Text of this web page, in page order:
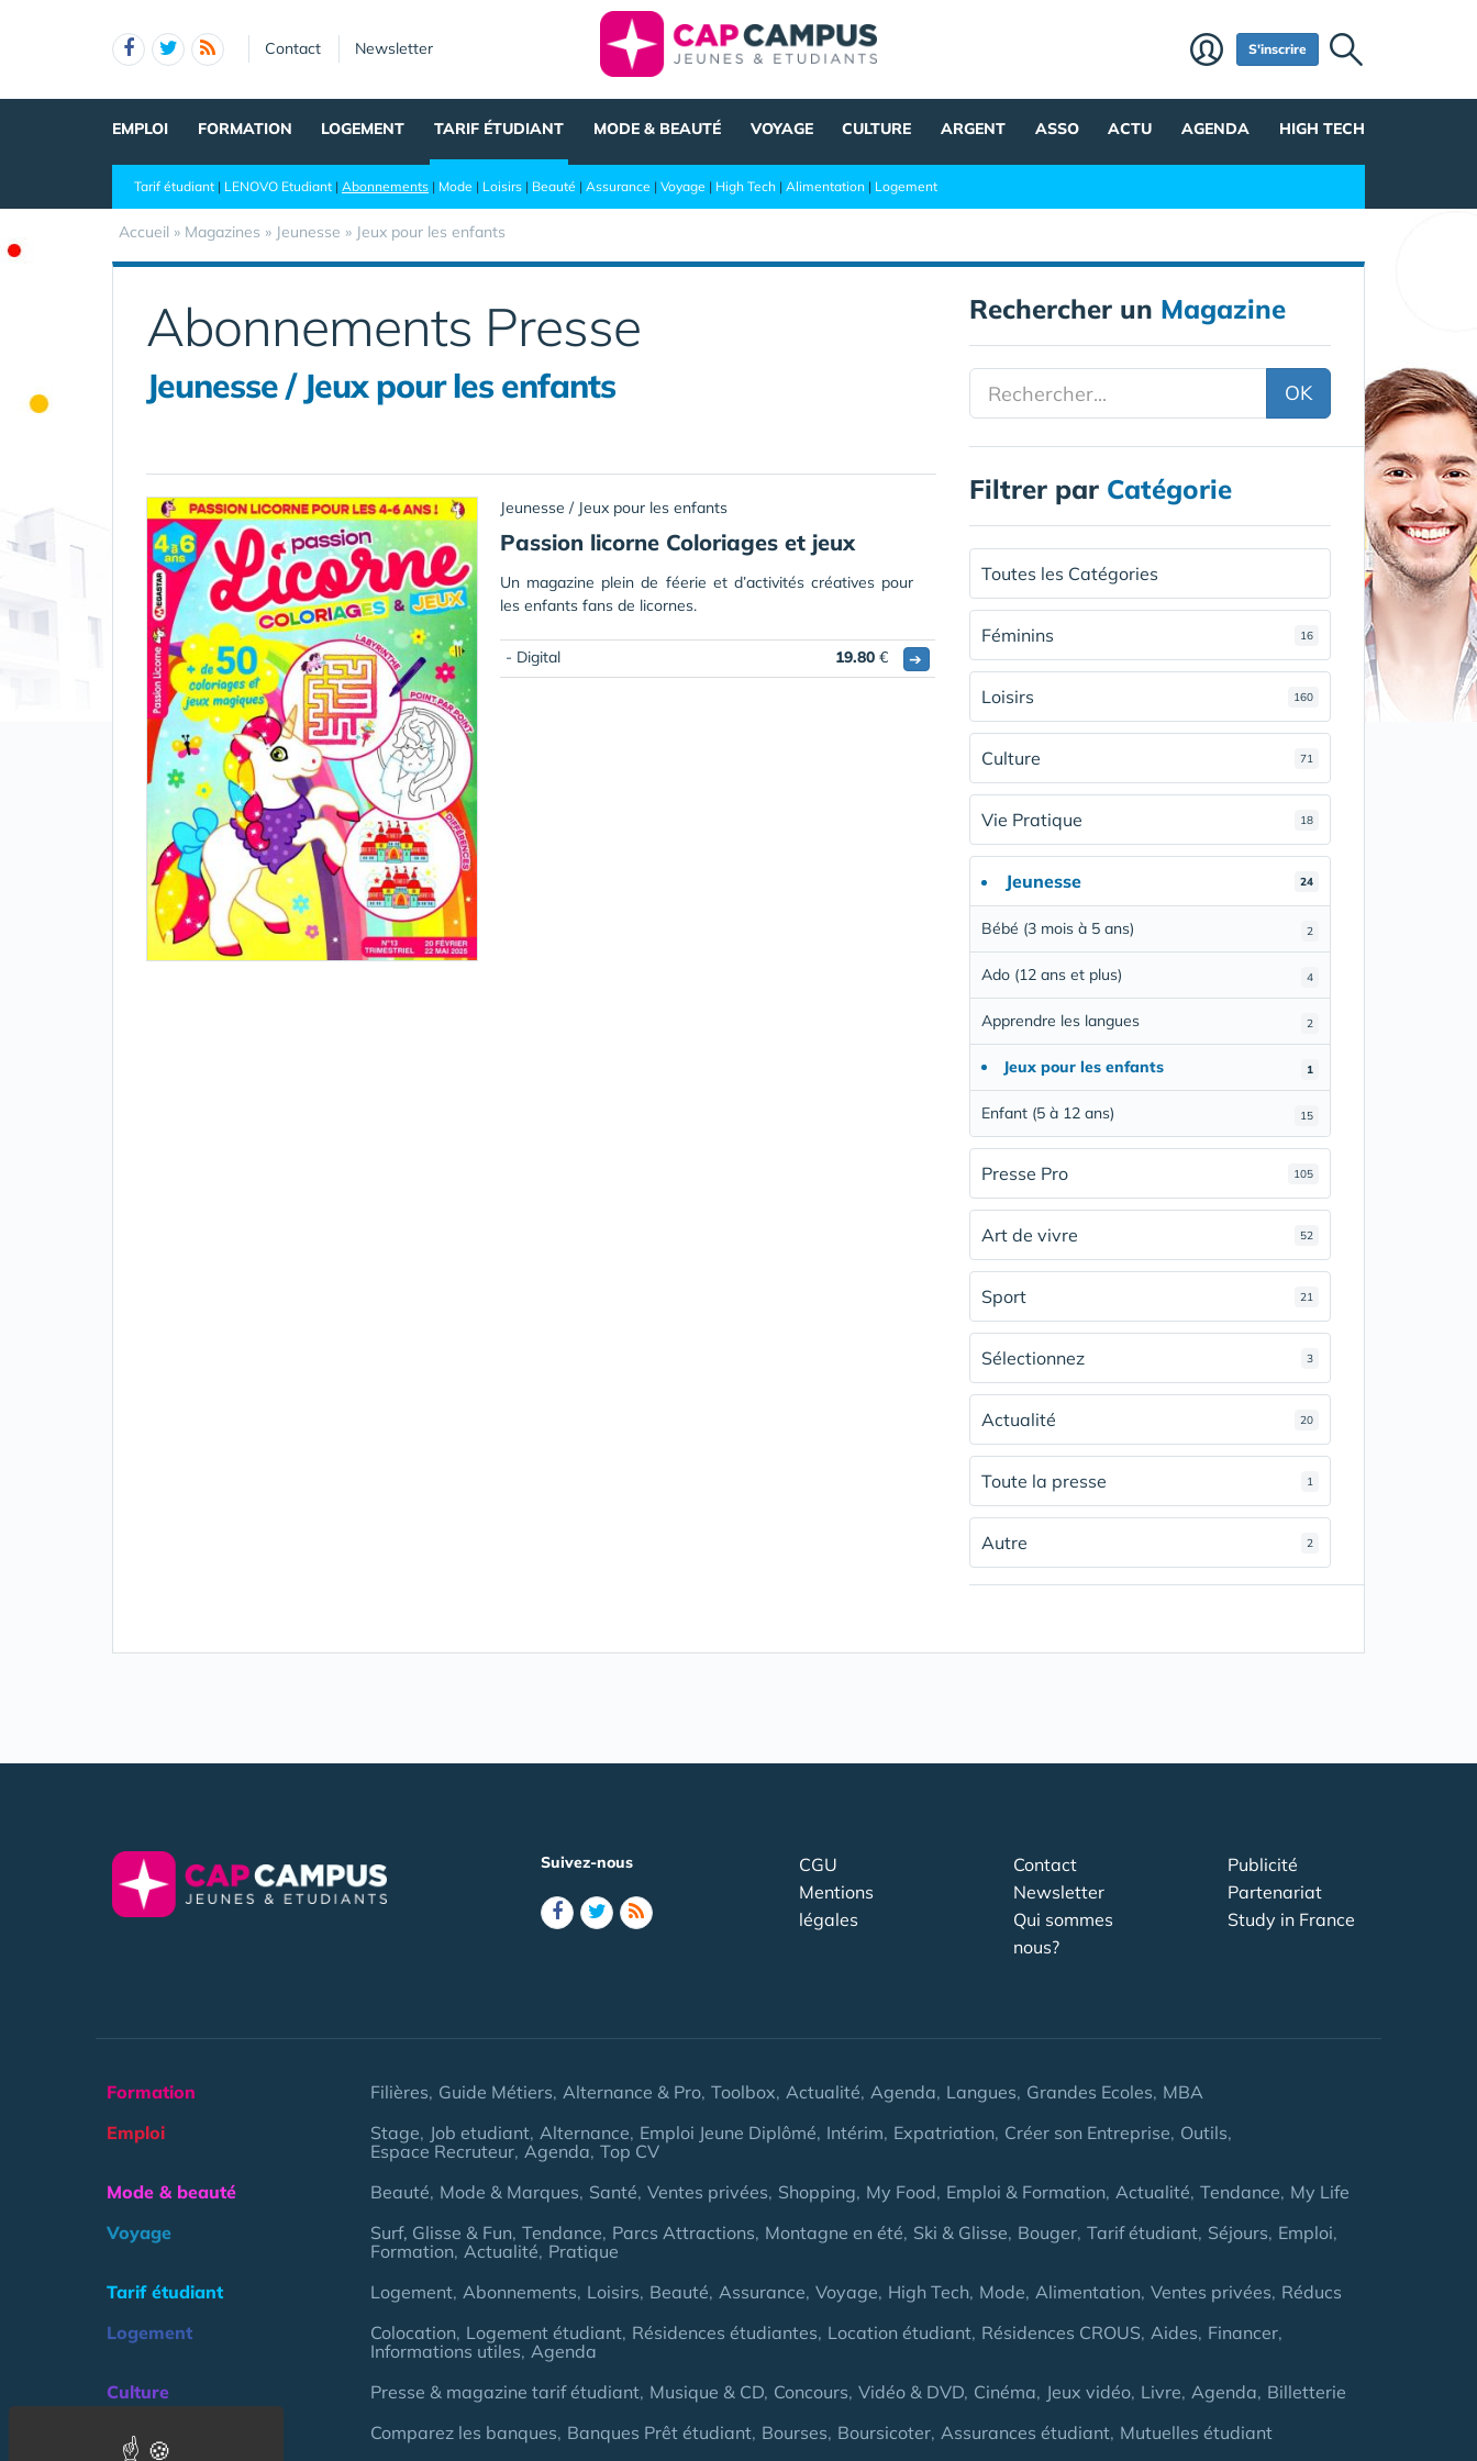
Contact Newsletter S'inscrire
EMPLOI FORMATION LOGEMENT TARIF ÉTUDIANT MODE & BEAUTÉ VOYAGE CULTURE ARGENT ASSO ACTU AGENDA HIGH TECH
Tarif étudiant | LENOVO Etudiant | Abonnements | Mode | Loisirs | Beauté | Assurance | Voyage | High Tech | Alimentation | Logement
Accueil » Magazines » Jeunesse » Jeux pour les enfants
Abonnements Presse
Jeunesse / Jeux pour les enfants
Jeunesse / Jeux pour les enfants
Passion licorne Coloriages et jeux
Un magazine plein de féerie et d’activités créatives pour
les enfants fans de licornes.
- Digital 19.80 € ➔
Rechercher un Magazine
OK
Filtrer par Catégorie
Toutes les Catégories
Féminins 16
Loisirs 160
Culture 71
Vie Pratique 18
Jeunesse 24
Bébé (3 mois à 5 ans) 2
Ado (12 ans et plus) 4
Apprendre les langues 2
Jeux pour les enfants 1
Enfant (5 à 12 ans) 15
Presse Pro 105
Art de vivre 52
Sport 21
Sélectionnez 3
Actualité 20
Toute la presse 1
Autre 2
Suivez-nous
CGU
Mentions
légales
Contact
Newsletter
Qui sommes
nous?
Publicité
Partenariat
Study in France
Formation Filières Guide Métiers Alternance & Pro Toolbox Actualité Agenda Langues Grandes Ecoles MBA
Emploi
Stage Job etudiant Alternance Emploi Jeune Diplômé Intérim Expatriation Créer son Entreprise Outils
Espace Recruteur Agenda Top CV
Mode & beauté
Beauté Mode & Marques Santé Ventes privées Shopping My Food Emploi & Formation Actualité Tendance My Life
Voyage
Surf, Glisse & Fun Tendance Parcs Attractions Montagne en été Ski & Glisse Bouger Tarif étudiant Séjours Emploi
Formation Actualité Pratique
Tarif étudiant
Logement Abonnements Loisirs Beauté Assurance Voyage High Tech Mode Alimentation Ventes privées Réducs
Logement
Colocation Logement étudiant Résidences étudiantes Location étudiant Résidences CROUS Aides Financer
Informations utiles Agenda
Culture
Presse & magazine tarif étudiant Musique & CD Concours Vidéo & DVD Cinéma Jeux vidéo Livre Agenda Billetterie
Argent
Comparez les banques Banques Prêt étudiant Bourses Boursicoter Assurances étudiant Mutuelles étudiant